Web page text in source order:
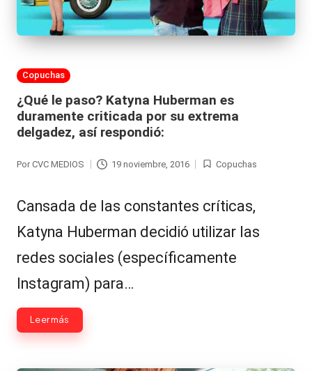
Publicada
Copuchas
¿Qué le paso? Katyna Huberman es
duramente criticada por su extrema
delgadez, así respondió:
Por CVC MEDIOS 19 noviembre, 2016
Publicada
Copuchas
Cansada de las constantes críticas,
Katyna Huberman decidió utilizar las
redes sociales (específicamente
Instagram) para…
Leer más